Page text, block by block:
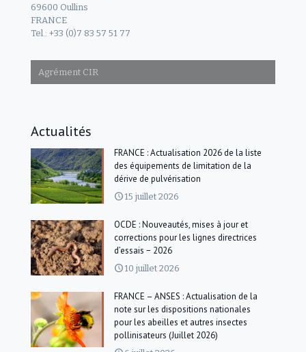
69600 Oullins
FRANCE
Tel.: +33 (0)7 83 57 51 77
Agrément CIR
Actualités
FRANCE : Actualisation 2026 de la liste
des équipements de limitation de la
dérive de pulvérisation
15 juillet 2026
OCDE : Nouveautés, mises à jour et
corrections pour les lignes directrices
d’essais − 2026
10 juillet 2026
FRANCE – ANSES : Actualisation de la
note sur les dispositions nationales
pour les abeilles et autres insectes
pollinisateurs (Juillet 2026)